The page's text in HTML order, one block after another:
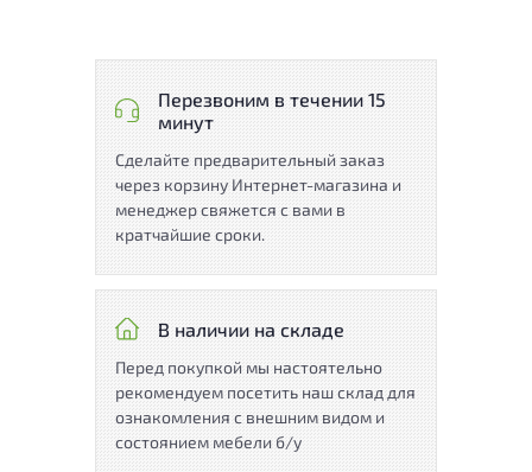
Перезвоним в течении 15
минут
Сделайте предварительный заказ
через корзину Интернет-магазина и
менеджер свяжется с вами в
кратчайшие сроки.
В наличии на складе
Перед покупкой мы настоятельно
рекомендуем посетить наш склад для
ознакомления с внешним видом и
состоянием мебели б/у